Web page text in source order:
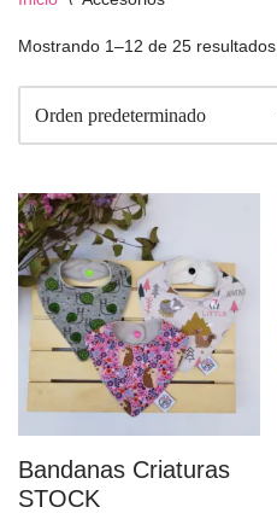
Mostrando 1–12 de 25 resultados
Bandanas Criaturas
STOCK